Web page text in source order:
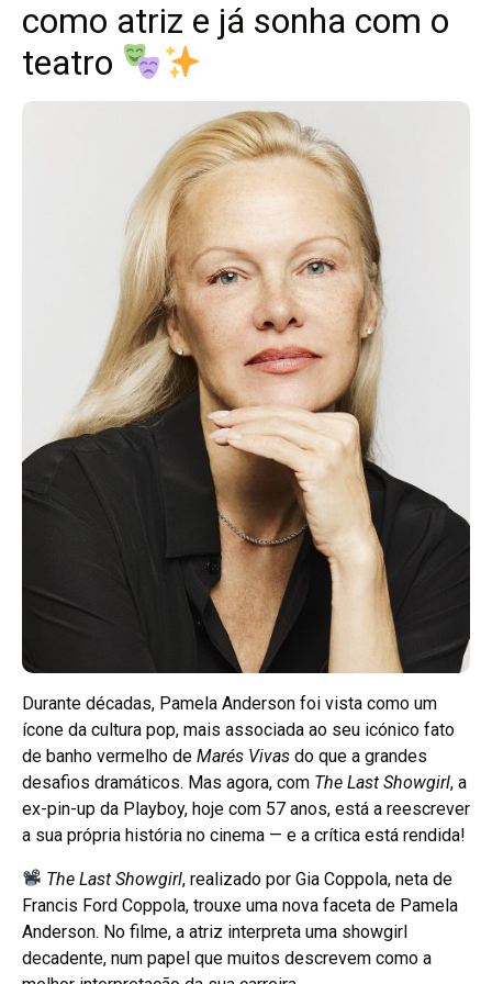
como atriz e já sonha com o
teatro
Durante décadas, Pamela Anderson foi vista como um
ícone da cultura pop, mais associada ao seu icónico fato
de banho vermelho de Marés Vivas do que a grandes
desafios dramáticos. Mas agora, com The Last Showgirl, a
ex-pin-up da Playboy, hoje com 57 anos, está a reescrever
a sua própria história no cinema — e a crítica está rendida!
The Last Showgirl, realizado por Gia Coppola, neta de
Francis Ford Coppola, trouxe uma nova faceta de Pamela
Anderson. No filme, a atriz interpreta uma showgirl
decadente, num papel que muitos descrevem como a